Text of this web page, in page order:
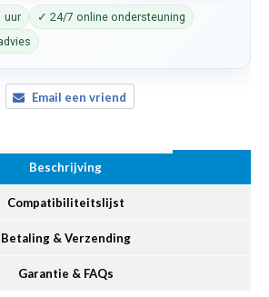
uur
✓ 24/7 online ondersteuning
Email een vriend
Beschrijving
Compatibiliteitslijst
Betaling & Verzending
Garantie & FAQs